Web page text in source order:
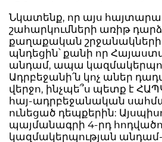
Նկատենք, որ այս
շահարկումների առիթ
քաղաքական շրջանակների
պնդեցին՝ քանի որ
անդամ, ապա
Ադրբեջանի՛ն կոչ աներ
վերջո, ինչպե՞ս պետք է
հայ-ադրբեջանական
ունեցած դեպքերին:
պայմանագրի 4-րդ
կազմակերպության անդամ-